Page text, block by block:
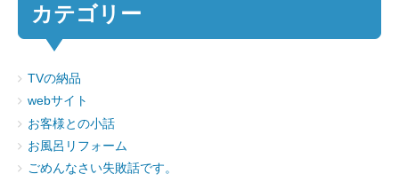
カテゴリー
TVの納品
webサイト
お客様との小話
お風呂リフォーム
ごめんなさい失敗話です。